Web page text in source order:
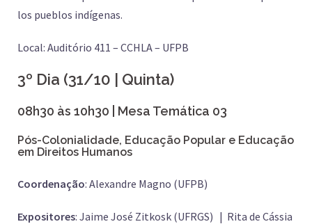
los pueblos indígenas.
Local: Auditório 411 – CCHLA – UFPB
3º Dia (31/10 | Quinta)
08h30 às 10h30 | Mesa Temática 03
Pós-Colonialidade, Educação Popular e Educação
em Direitos Humanos
Coordenação: Alexandre Magno (UFPB)
Expositores: Jaime José Zitkosk (UFRGS) | Rita de Cássia